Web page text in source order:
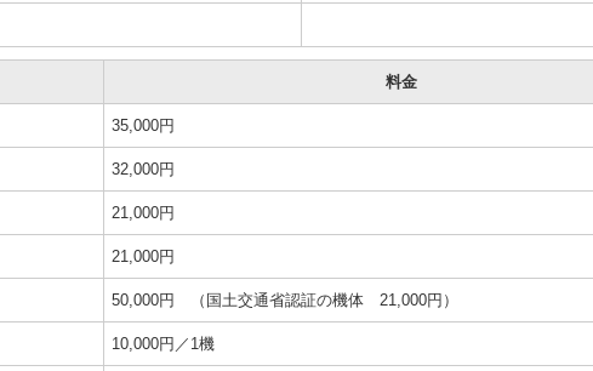
料金
35,000円
32,000円
21,000円
21,000円
50,000円 （国土交通省認証の機体 21,000円）
10,000円／1機